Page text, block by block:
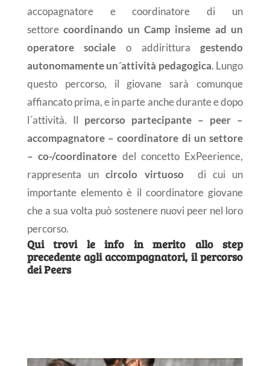
accopagnatore e coordinatore di un
settorecoordinando un Camp insieme ad un
operatore sociale o addiritturagestendo
autonomamente un´attività pedagogica. Lungo
questo percorso, il giovane sarà comunque
affiancato prima, e in parte anche durante e dopo
l´attività. Il percorso partecipante – peer –
accompagnatore – coordinatore di un settore
– co-/coordinatore del concetto ExPeerience,
rappresenta uncircolo virtuoso di cui un
importante elemento è il coordinatore giovane
che a sua volta può sostenere nuovi peer nel loro
percorso.
Qui trovi le info in merito allo step
precedente agli accompagnatori, il percorso
deiPeers